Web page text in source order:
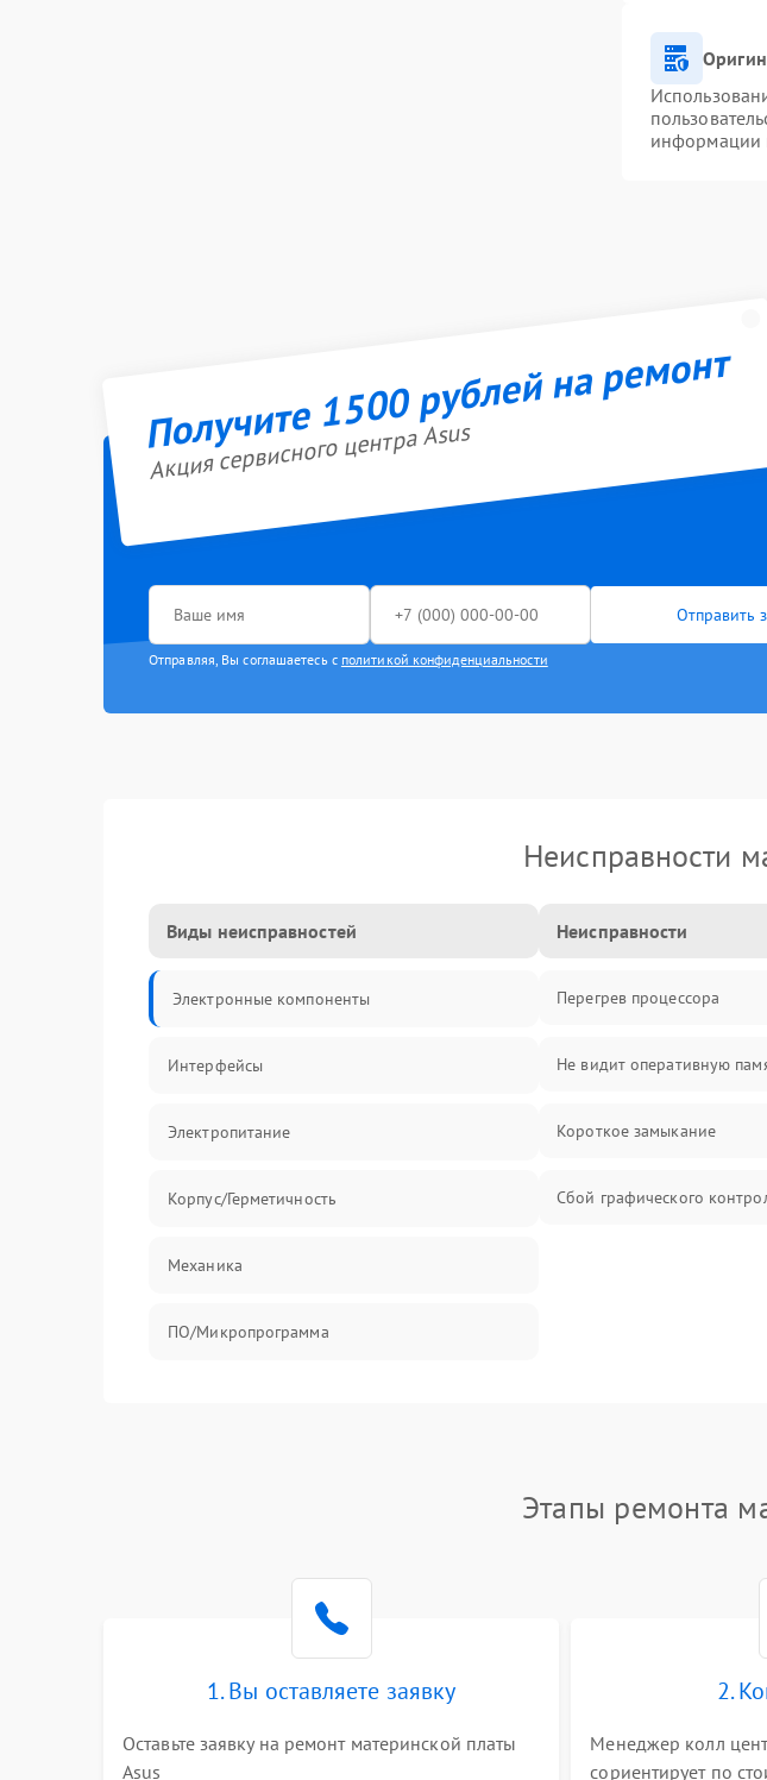
информации
Получите 1500 рублей на ремонт
Акция сервисного центра Asus
Отправить
Отправляя, Вы соглашаетесь с политикой конфиденциальности
Неисправности
Виды неисправностей
Электронные компоненты
Интерфейсы
Электропитание
Корпус/Герметичность
Механика
ПО/Микропрограмма
Неисправности
Перегрев процессора
Не видит оперативную
Короткое замыкание
Сбой графического
Этапы ремонта
1. Вы оставляете заявку
Оставьте заявку на ремонт материнской платы
Asus
2.
Менеджер колл
сориентирует по